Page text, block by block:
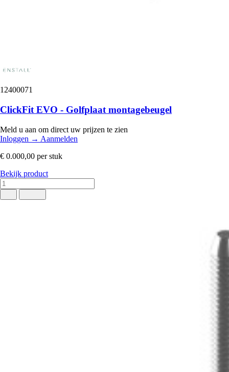
12400071
ClickFit EVO - Golfplaat montagebeugel
Meld u aan om direct uw prijzen te zien
Inloggen → Aanmelden
€ 0.000,00 per stuk
Bekijk product